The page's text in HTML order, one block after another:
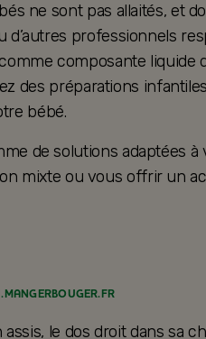
ne sont pas allaités, et
professionnels
composante liquide
des préparations
bébé.
de solutions adaptées
mixte ou vous offrir un
le dos droit dans sa